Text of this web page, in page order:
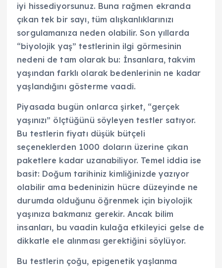
iyi hissediyorsunuz. Buna rağmen ekranda
çıkan tek bir sayı, tüm alışkanlıklarınızı
sorgulamanıza neden olabilir. Son yıllarda
“biyolojik yaş” testlerinin ilgi görmesinin
nedeni de tam olarak bu: İnsanlara, takvim
yaşından farklı olarak bedenlerinin ne kadar
yaşlandığını gösterme vaadi.
Piyasada bugün onlarca şirket, “gerçek
yaşınızı” ölçtüğünü söyleyen testler satıyor.
Bu testlerin fiyatı düşük bütçeli
seçeneklerden 1000 doların üzerine çıkan
paketlere kadar uzanabiliyor. Temel iddia ise
basit: Doğum tarihiniz kimliğinizde yazıyor
olabilir ama bedeninizin hücre düzeyinde ne
durumda olduğunu öğrenmek için biyolojik
yaşınıza bakmanız gerekir. Ancak bilim
insanları, bu vaadin kulağa etkileyici gelse de
dikkatle ele alınması gerektiğini söylüyor.
Bu testlerin çoğu, epigenetik yaşlanma